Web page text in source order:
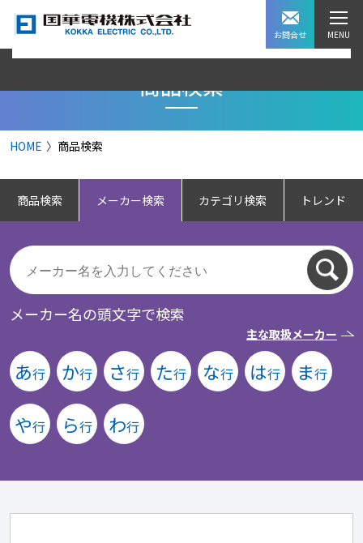
お問合せ
商品検索
HOME 商品検索
商品検索 メーカー検索 カテゴリ検索 トレンド
メーカー名の頭文字で検索
主な取扱メーカー
あ行 か行 さ行 た行 な行 は行 ま行
や行 ら行 わ行